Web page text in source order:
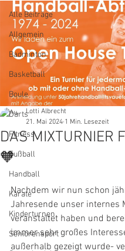
Alle Beiträge
Allgemein
Badminton
Basketball
Boule
Darts
Fitness
Fußball
Handball
Karate
Kinderturnen
Seniorensport
DAS MIXTURNIER
🧡
Lotti Albrecht
21. Mai 2024 1 Min. Lesezeit
Nachdem wir nun schon
Jahresende unser internes
veranstaltet haben und
immer sehr großes
außerhalb gezeigt wurde-